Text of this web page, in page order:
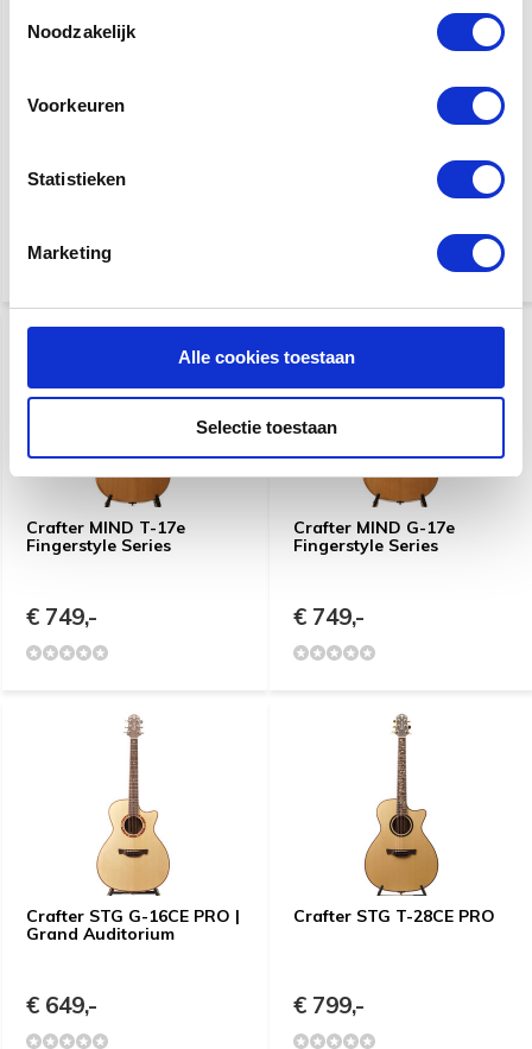
Noodzakelijk
Voorkeuren
Statistieken
Marketing
Alle cookies toestaan
Selectie toestaan
Crafter MIND T-17e
Fingerstyle Series
€ 749,-
Crafter MIND G-17e
Fingerstyle Series
€ 749,-
Crafter STG G-16CE PRO |
Grand Auditorium
€ 649,-
Crafter STG T-28CE PRO
€ 799,-